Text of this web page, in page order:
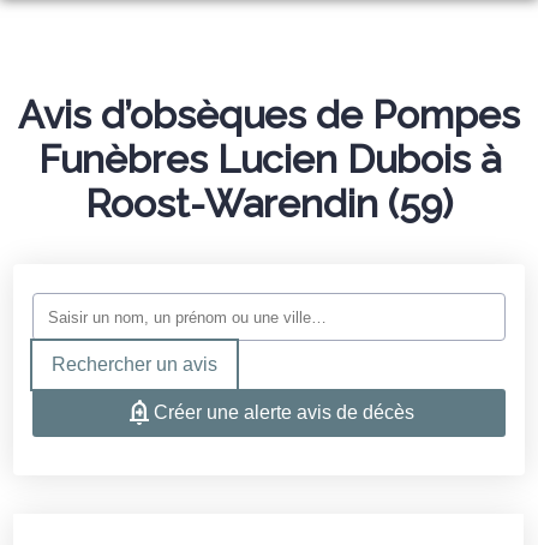
ORGANISER DES OBSÈQUES
PRÉVOIR SES OBSÈQUES
MONUMENTS FUNÉRAIRES
NOS AGENCES
AGENCE DE RAIMBEAUCOURT
AGENCE DE CUINCY
ESPACES HOMMAGES
NOTRE CHAMBRE FUNÉRAIRE
Avis d’obsèques de Pompes
Funèbres Lucien Dubois à
Roost-Warendin (59)
Rechercher un avis
Créer une alerte avis de décès